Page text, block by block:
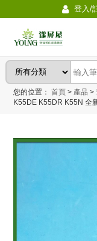
登入/
您的位置：首頁 > 產品 >
K55DE K55DR K55N 全